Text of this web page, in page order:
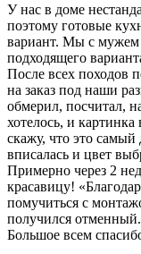
У нас в доме
поэтому готовые
вариант. Мы с
подходящего
После всех походов
на заказ под наши
обмерил, посчитал,
хотелось, и
скажу, что это
вписалась и цвет
Примерно через 2
красавицу!
помучиться с
получился отменный.
Большое всем